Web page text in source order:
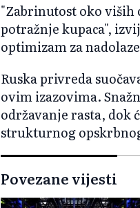
"Zabrinutost oko viših
potražnje kupaca",
optimizam za
Ruska privreda
ovim izazovima.
održavanje rasta, dok
strukturnog
Povezane vijesti